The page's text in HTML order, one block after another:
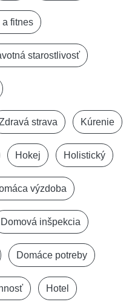
fitnes
starostlivosť
strava Kúrenie
Hokej Holistický
výzdoba
Domová inšpekcia
Domáce potreby
Hotel